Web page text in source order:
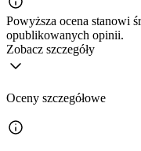
Powyższa ocena stanowi
opublikowanych opinii.
Zobacz szczegóły
Oceny szczegółowe